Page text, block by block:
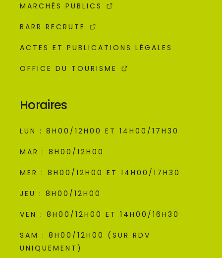
MARCHÉS PUBLICS
BARR RECRUTE
ACTES ET PUBLICATIONS LÉGALES
OFFICE DU TOURISME
Horaires
LUN : 8H00/12H00 ET 14H00/17H30
MAR : 8H00/12H00
MER : 8H00/12H00 ET 14H00/17H30
JEU : 8H00/12H00
VEN : 8H00/12H00 ET 14H00/16H30
SAM : 8H00/12H00 (SUR RDV
UNIQUEMENT)